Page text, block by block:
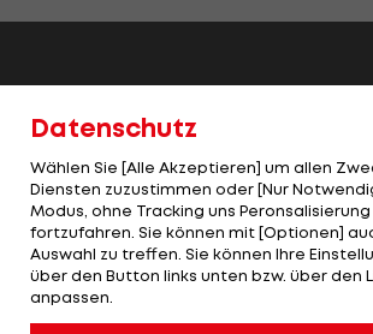
Datenschutz
Wählen Sie [Alle Akzeptieren] um allen
Diensten zuzustimmen oder [Nur
Modus, ohne Tracking uns
fortzufahren. Sie können mit [Optionen]
Auswahl zu treffen. Sie können Ihre
über den Button links unten bzw. über den
anpassen.